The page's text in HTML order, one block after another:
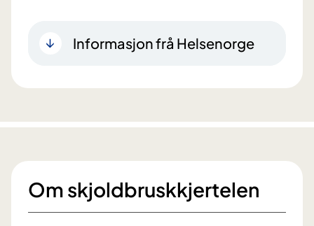
Informasjon frå Helsenorge
Om skjoldbruskkjertelen